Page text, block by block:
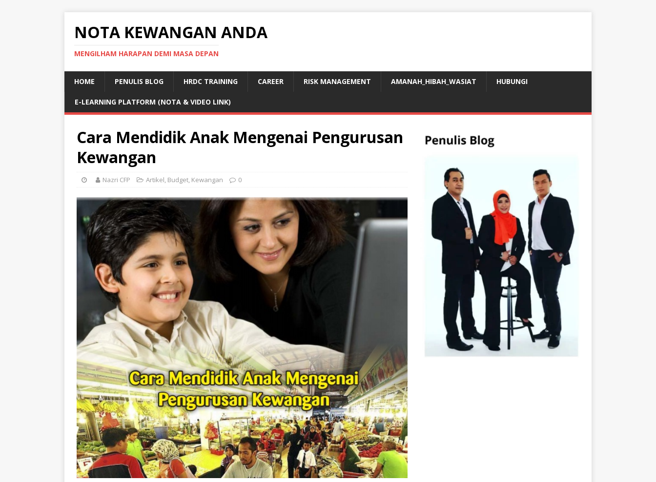
NOTA KEWANGAN ANDA
MENGILHAM HARAPAN DEMI MASA DEPAN
HOME PENULIS BLOG HRDC TRAINING CAREER RISK MANAGEMENT AMANAH_HIBAH_WASIAT HUBUNGI
E-LEARNING PLATFORM (NOTA & VIDEO LINK)
Cara Mendidik Anak Mengenai Pengurusan
Kewangan
Nazri CFP Artikel, Budget, Kewangan 0